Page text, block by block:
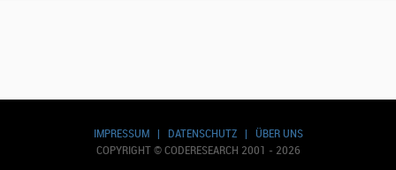
IMPRESSUM| DATENSCHUTZ| ÜBER UNS
COPYRIGHT © CODERESEARCH 2001 - 2026